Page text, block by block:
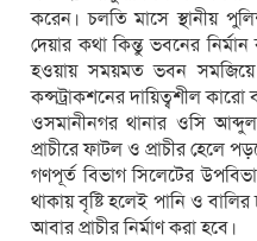
করেন। চলতি মাসে স্থানীয়
দেয়ার কথা কিন্তু ভবনের
হওয়ায় সময়মত ভবন সমজিয়ে
কন্সট্রাকশনের দায়িত্বশীল কারো
ওসমানীনগর থানার ওসি আব্দুল
প্রাচীরে ফাটল ও প্রাচীর হেলে
গণপূর্ত বিভাগ সিলেটের
থাকায় বৃষ্টি হলেই পানি ও
আবার প্রাচীর নির্মাণ করা হবে।